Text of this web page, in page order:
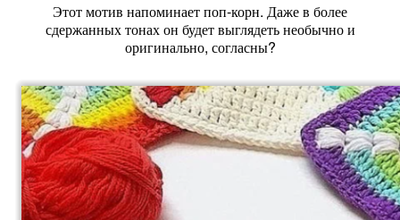
Этот мотив напоминает поп-корн. Даже в более
сдержанных тонах он будет выглядеть необычно и
оригинально, согласны?